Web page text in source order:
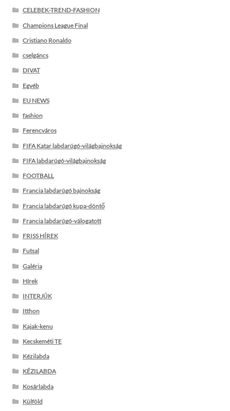
CELEBEK-TREND-FASHION
Champions League Final
Cristiano Ronaldo
cselgáncs
DIVAT
Egyéb
EU NEWS
fashion
Ferencváros
FIFA Katar labdarúgó-világbajnokság
FIFA labdarúgó-világbajnokság
FOOTBALL
Francia labdarúgó bajnokság
Francia labdarúgó kupa-döntő
Francia labdarúgó-válogatott
FRISS HÍREK
Futsal
Galéria
Hírek
INTERJÚK
Itthon
Kajak-kenu
Kecskeméti TE
Kézilabda
KÉZILABDA
Kosárlabda
Külföld